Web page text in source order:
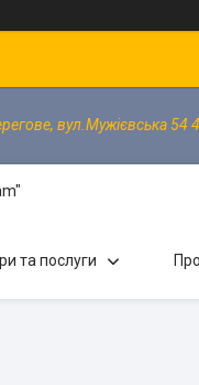
вул.Мужієвська 54
та послуги